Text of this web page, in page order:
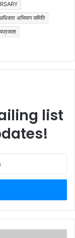
अभियान समिति
list